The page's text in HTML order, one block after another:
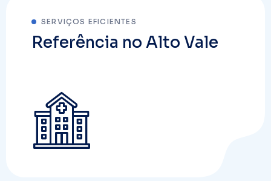
SERVIÇOS EFICIENTES
Referência no Alto Vale